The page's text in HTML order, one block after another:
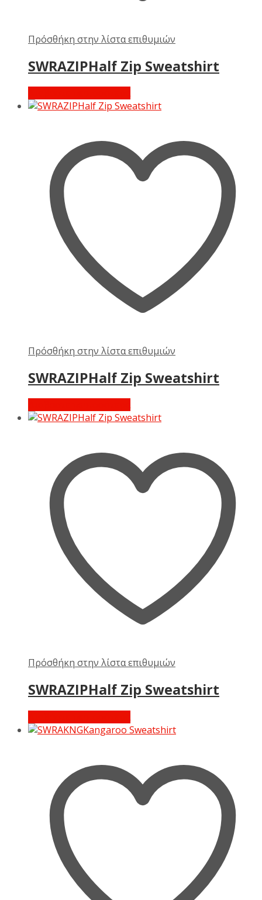
Πρόσθήκη στην λίστα επιθυμιών
SWRAZIPHalf Zip Sweatshirt
Πρόσθήκη στην λίστα επιθυμιών
SWRAZIPHalf Zip Sweatshirt
Πρόσθήκη στην λίστα επιθυμιών
SWRAZIPHalf Zip Sweatshirt